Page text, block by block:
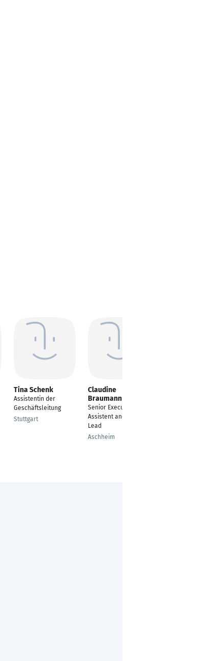
Tina Schenk
Assistentin der
Geschäftsleitung
Stuttgart
Claudine
Braumann
Senior Executive
Assistent and Team
Lead
Aschheim